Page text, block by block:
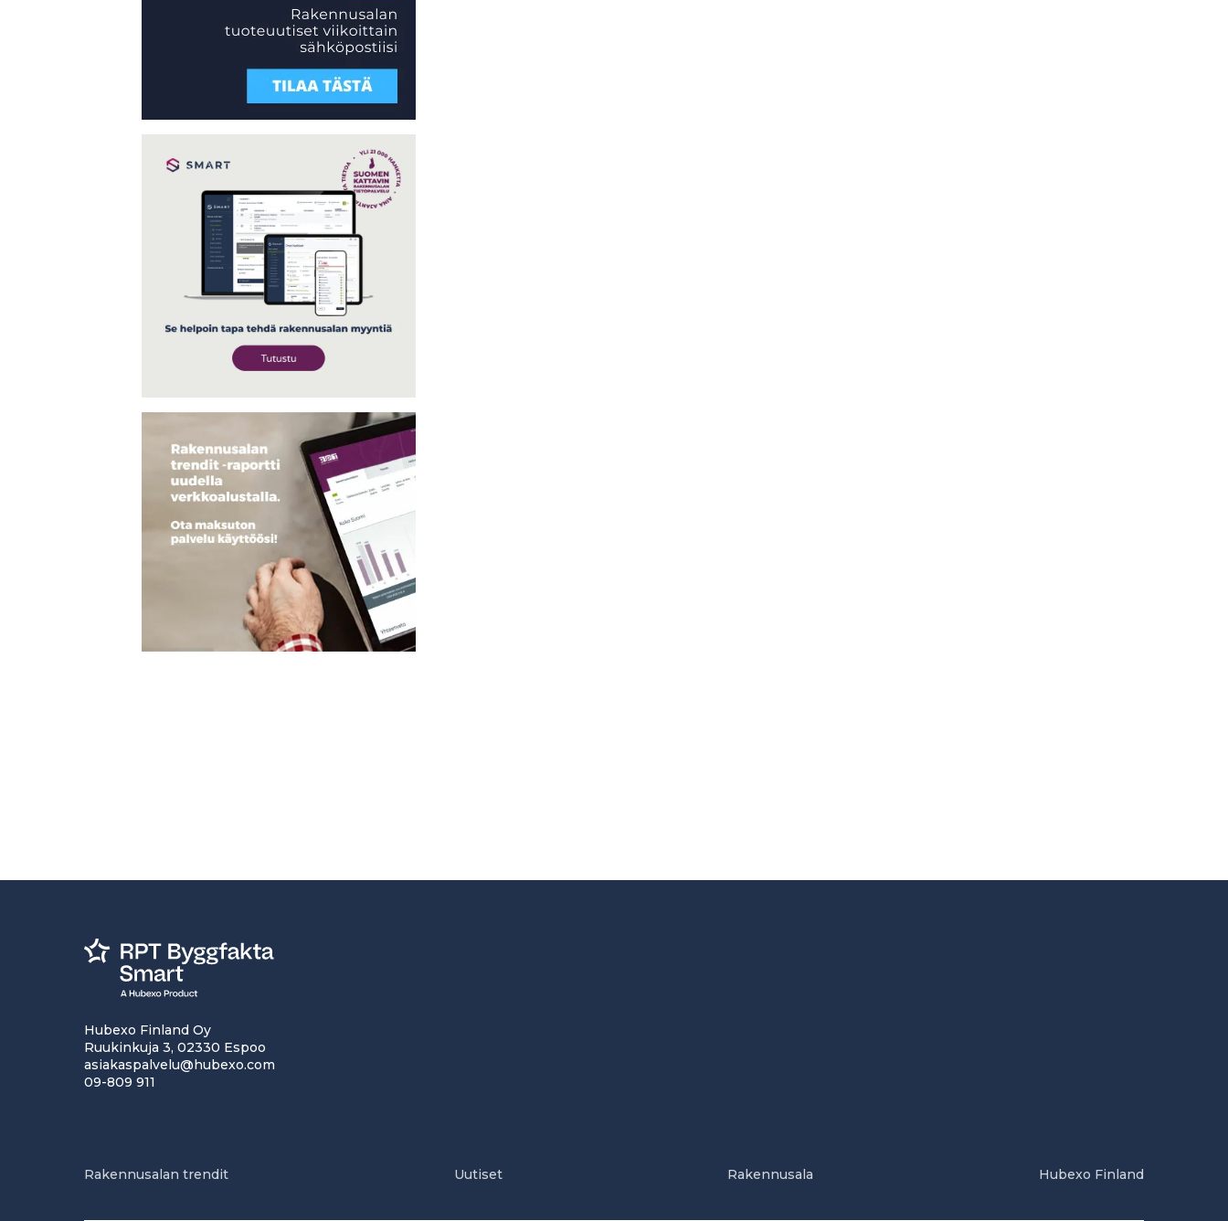
Hubexo Finland Oy
Ruukinkuja 3, 02330 Espoo
asiakaspalvelu@hubexo.com
09-809 911
Rakennusalan trendit Uutiset Rakennusala Hubexo Finland